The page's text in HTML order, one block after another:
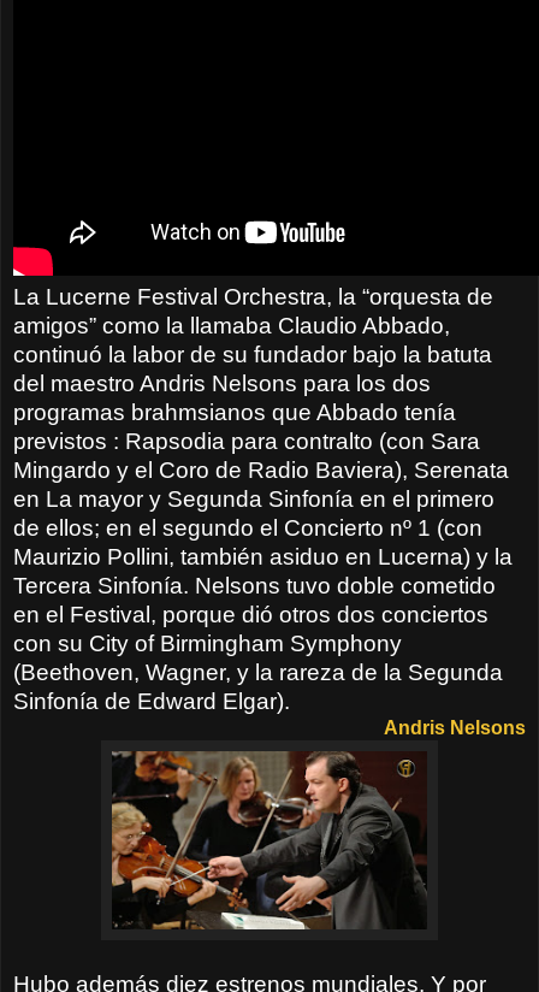
La Lucerne Festival Orchestra, la “orquesta de
amigos” como la llamaba Claudio Abbado,
continuó la labor de su fundador bajo la batuta
del maestro Andris Nelsons para los dos
programas brahmsianos que Abbado tenía
previstos : Rapsodia para contralto (con Sara
Mingardo y el Coro de Radio Baviera), Serenata
en La mayor y Segunda Sinfonía en el primero
de ellos; en el segundo el Concierto nº 1 (con
Maurizio Pollini, también asiduo en Lucerna) y la
Tercera Sinfonía. Nelsons tuvo doble cometido
en el Festival, porque dió otros dos conciertos
con su City of Birmingham Symphony
(Beethoven, Wagner, y la rareza de la Segunda
Sinfonía de Edward Elgar).
Andris Nelsons
Hubo además diez estrenos mundiales. Y por